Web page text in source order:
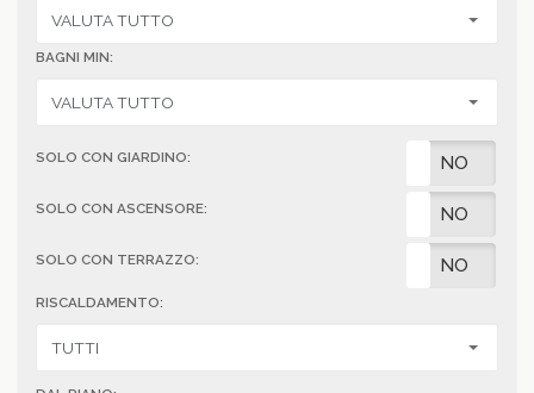
BAGNI MIN:
SOLO CON GIARDINO: NO
SOLO CON ASCENSORE: NO
SOLO CON TERRAZZO: NO
RISCALDAMENTO: